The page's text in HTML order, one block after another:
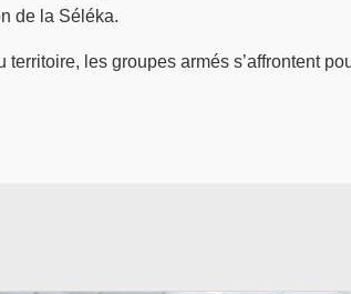
de la Séléka.
territoire, les groupes armés s’affrontent